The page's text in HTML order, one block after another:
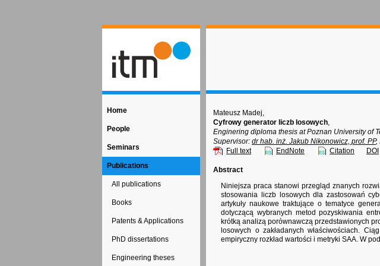
Home
People
Seminars
Publications
All publications
Books
Patents & Applications
PhD dissertations
Engineering theses
Mateusz Madej,
Cyfrowy generator liczb losowych,
Enginering diploma thesis at Poznan University of
Supervisor: dr hab. inż. Jakub Nikonowicz, prof. PP,
Full text
EndNote Citation DOI
Abstract
Niniejsza praca stanowi przegląd znanych
stosowania liczb losowych dla zastosowań
artykuły naukowe traktujące o tematyce
dotyczącą wybranych metod pozyskiwania
krótką analizą porównawczą przedstawionych
losowych o zakładanych właściwościach.
empiryczny rozkład wartości i metryki SAA. W